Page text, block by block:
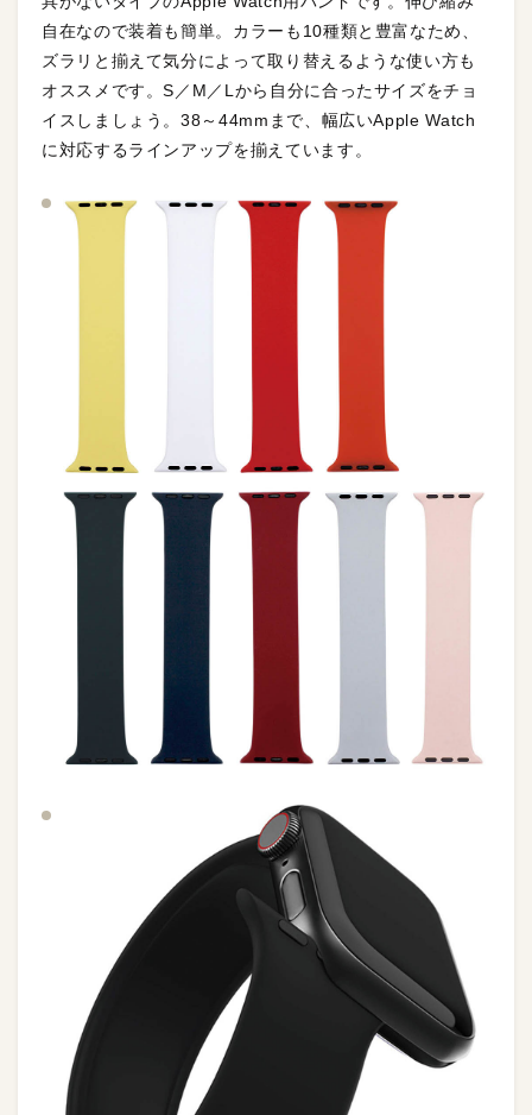
自在なので装着も簡単。カラーも10種類と豊富なため、
ズラリと揃えて気分によって取り替えるような使い方も
オススメです。S／M／Lから自分に合ったサイズをチョ
イスしましょう。38～44mmまで、幅広いApple Watch
に対応するラインアップを揃えています。